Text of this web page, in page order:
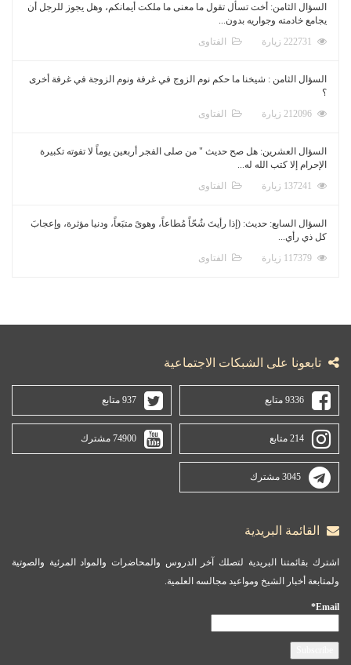
السؤال الثامن: أخت تسأل تقول ما معنى ما ملكت أيمانكم، وهل يجوز للرجل أن
يجامع خادمته وجواريه بدون...
الفتاوى
السؤال الثامن : شيخنا ما حكم نوم الزوج في غرفة ونوم الزوجة في غرفة أخرى
؟
الفتاوى
السؤال العشرين: هل صح حديث " من صلى الفجر أربعين يوماً لا تفوته تكبيرة
الإحرام إلا كتب الله له...
الفتاوى
السؤال السابع: حديث: (إذا رأيتَ شُحّاً مُطاعاً، وهوىً متبَعاً، ودنيا مؤثرة، وإعجابَ
كل ذي رأي...
الفتاوى
تابعونا على الشبكات الاجتماعية
9336 متابع 937 متابع
214 متابع 74900 مشترك
3045 مشترك
القائمة البريدية
اشترك بقائمتنا البريدية لتصلك آخر الدروس والمحاضرات والمواد المرئية والصوتية
ولمتابعة أخبار الشيخ ومواعيد مجالسه العلمية.
Email*